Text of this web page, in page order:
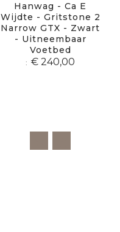
Hanwag - Ca E
Wijdte - Gritstone 2
Narrow GTX - Zwart
- Uitneembaar
Voetbed
€ 240,00